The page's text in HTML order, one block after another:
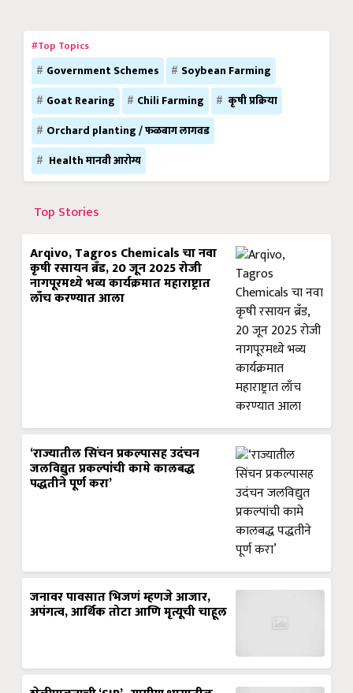
#Top Topics
Government Schemes
Soybean Farming
Goat Rearing
Chili Farming
कृषी प्रक्रिया
Orchard planting / फळबाग लागवड
Health मानवी आरोग्य
Top Stories
Arqivo, Tagros Chemicals चा नवा
कृषी रसायन ब्रँड, 20 जून 2025 रोजी
नागपूरमध्ये भव्य कार्यक्रमात महाराष्ट्रात
लाँच करण्यात आला
‘राज्यातील सिंचन प्रकल्पासह उदंचन
जलविद्युत प्रकल्पांची कामे कालबद्ध
पद्धतीने पूर्ण करा’
जनावर पावसात भिजणं म्हणजे आजार,
अपंगत्व, आर्थिक तोटा आणि मृत्यूची चाहूल